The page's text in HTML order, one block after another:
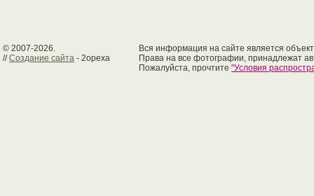
© 2007-2026.
//Создание сайта - 2opexa
Вся информация на сайте является
Права на все фотографии, принадлежат
Пожалуйста, прочтите "Условия